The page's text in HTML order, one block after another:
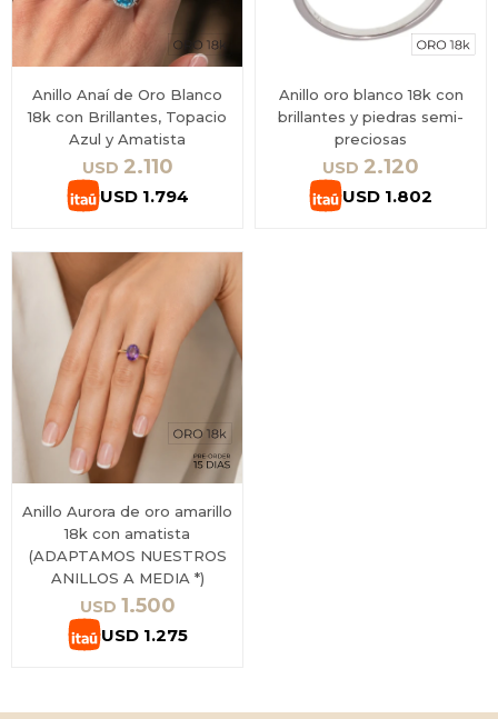
Anillo Anaí de Oro Blanco
18k con Brillantes, Topacio
Azul y Amatista
USD 2.110
USD 1.794
Anillo oro blanco 18k con
brillantes y piedras semi-
preciosas
USD 2.120
USD 1.802
Anillo Aurora de oro amarillo
18k con amatista
(ADAPTAMOS NUESTROS
ANILLOS A MEDIA *)
USD 1.500
USD 1.275